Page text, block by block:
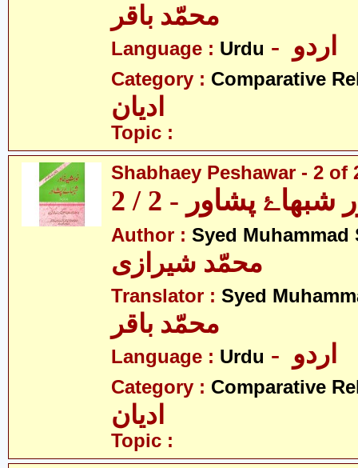
محمّد باقر
Language : Urdu
Category : Comparative
ادیان
Topic :
Shabhaey Peshawar - 2 of
پشاور - 2 / 2
Author : Syed Muhammad
محمّد شیرازی
Translator : Syed
محمّد باقر
Language : Urdu
Category : Comparative
ادیان
Topic :